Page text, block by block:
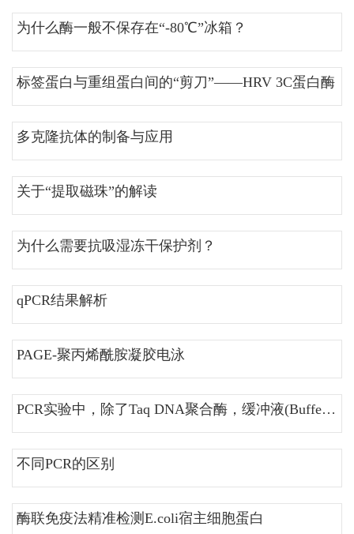
为什么酶一般不保存在“-80℃”冰箱？
标签蛋白与重组蛋白间的“剪刀”——HRV 3C蛋白酶
多克隆抗体的制备与应用
关于“提取磁珠”的解读
为什么需要抗吸湿冻干保护剂？
qPCR结果解析
PAGE-聚丙烯酰胺凝胶电泳
PCR实验中，除了Taq DNA聚合酶，缓冲液(Buffer)真的那么重要吗？Buffer要怎么优化呢？
不同PCR的区别
酶联免疫法精准检测E.coli宿主细胞蛋白